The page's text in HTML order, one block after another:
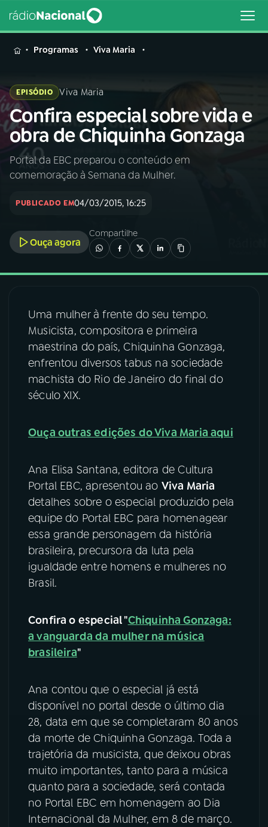
MENU
Buscar
na
Rádio
Nacional
Buscar
AO VIVO
04PROGRAMAS
05PODCASTS
FESTIVAL DE MÚSICA
ACOMPANHE A RÁDIO NACIONAL
Facebook
Instagram
TikTok
Programas Viva Maria
EPISÓDIO Viva Maria
Confira especial sobre vida e
obra de Chiquinha Gonzaga
Portal da EBC preparou o conteúdo em
comemoração à Semana da Mulher.
PUBLICADO EM04/03/2015, 16:25
Ouça agora
Compartilhe
Uma mulher à frente do seu tempo.
Musicista, compositora e primeira
maestrina do país, Chiquinha Gonzaga,
enfrentou diversos tabus na sociedade
machista do Rio de Janeiro do final do
século XIX.
Ouça outras edições do Viva Maria aqui
Ana Elisa Santana, editora de Cultura
Portal EBC, apresentou ao Viva Maria
detalhes sobre o especial produzido pela
equipe do Portal EBC para homenagear
essa grande personagem da história
brasileira, precursora da luta pela
igualdade entre homens e mulheres no
Brasil.
Confira o especial "Chiquinha Gonzaga:
a vanguarda da mulher na música
brasileira"
Ana contou que o especial já está
disponível no portal desde o último dia
28, data em que se completaram 80 anos
da morte de Chiquinha Gonzaga. Toda a
trajetória da musicista, que deixou obras
muito importantes, tanto para a música
quanto para a sociedade, será contada
no Portal EBC em homenagem ao Dia
Internacional da Mulher, em 8 de março.